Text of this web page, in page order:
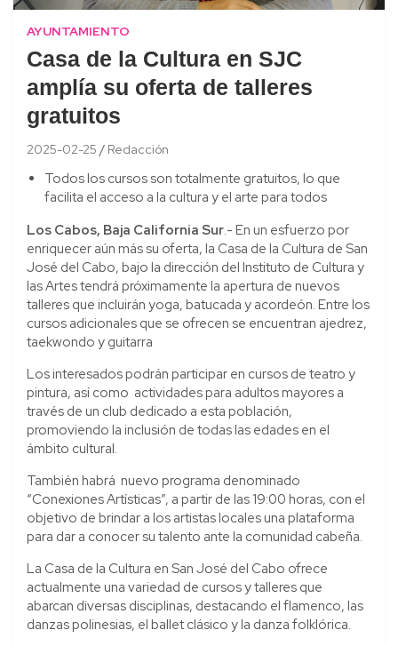
AYUNTAMIENTO
Casa de la Cultura en SJC
amplía su oferta de talleres
gratuitos
2025-02-25 Redacción
Todos los cursos son totalmente gratuitos, lo que
facilita el acceso a la cultura y el arte para todos
Los Cabos, Baja California Sur.- En un esfuerzo por
enriquecer aún más su oferta, la Casa de la Cultura de San
José del Cabo, bajo la dirección del Instituto de Cultura y
las Artes tendrá próximamente la apertura de nuevos
talleres que incluirán yoga, batucada y acordeón. Entre los
cursos adicionales que se ofrecen se encuentran ajedrez,
taekwondo y guitarra
Los interesados podrán participar en cursos de teatro y
pintura, así como actividades para adultos mayores a
través de un club dedicado a esta población,
promoviendo la inclusión de todas las edades en el
ámbito cultural.
También habrá nuevo programa denominado
“Conexiones Artísticas”, a partir de las 19:00 horas, con el
objetivo de brindar a los artistas locales una plataforma
para dar a conocer su talento ante la comunidad cabeña.
La Casa de la Cultura en San José del Cabo ofrece
actualmente una variedad de cursos y talleres que
abarcan diversas disciplinas, destacando el flamenco, las
danzas polinesias, el ballet clásico y la danza folklórica.